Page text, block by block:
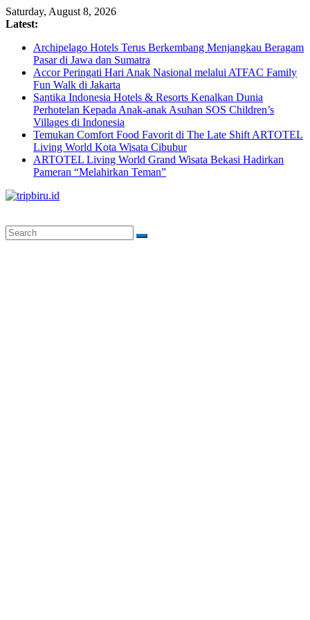
Skip
to
Saturday, August 8, 2026
Latest:
Archipelago Hotels Terus Berkembang Menjangkau Beragam
Pasar di Jawa dan Sumatra
Accor Peringati Hari Anak Nasional melalui ATFAC Family
Fun Walk di Jakarta
Santika Indonesia Hotels & Resorts Kenalkan Dunia
Perhotelan Kepada Anak-anak Asuhan SOS Children’s
Villages di Indonesia
Temukan Comfort Food Favorit di The Late Shift ARTOTEL
Living World Kota Wisata Cibubur
ARTOTEL Living World Grand Wisata Bekasi Hadirkan
Pameran “Melahirkan Teman”